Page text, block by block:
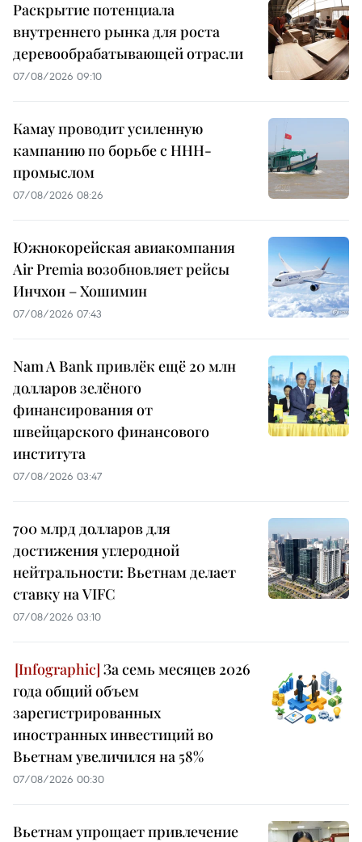
Раскрытие потенциала
внутреннего рынка для роста
деревообрабатывающей отрасли
07/08/2026 09:10
Камау проводит усиленную
кампанию по борьбе с ННН-
промыслом
07/08/2026 08:26
Южнокорейская авиакомпания
Air Premia возобновляет рейсы
Инчхон – Хошимин
07/08/2026 07:43
Nam A Bank привлёк ещё 20 млн
долларов зелёного
финансирования от
швейцарского финансового
института
07/08/2026 03:47
700 млрд долларов для
достижения углеродной
нейтральности: Вьетнам делает
ставку на VIFC
07/08/2026 03:10
За семь месяцев 2026
года общий объем
зарегистрированных
иностранных инвестиций во
Вьетнам увеличился на 58%
07/08/2026 00:30
Вьетнам упрощает привлечение